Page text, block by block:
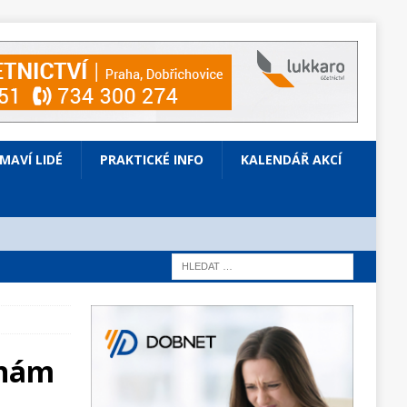
LIDÉ PRAKTICKÉ INFO KALENDÁŘ AKCÍ